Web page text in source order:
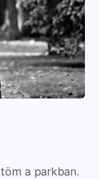
a parkban.